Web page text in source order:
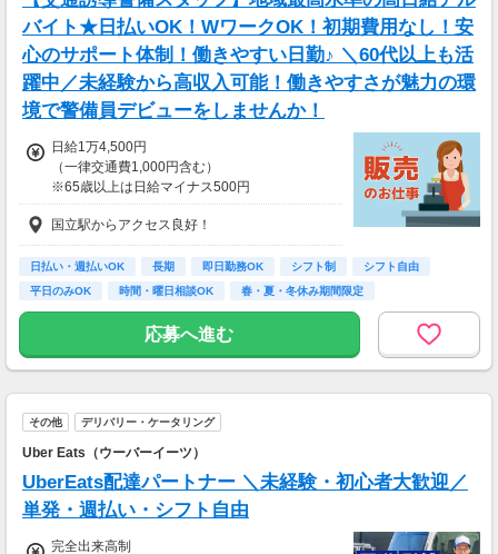
バイト★日払いOK！WワークOK！初期費用なし！安
心のサポート体制！働きやすい日勤♪ ＼60代以上も活
躍中／未経験から高収入可能！働きやすさが魅力の環
境で警備員デビューをしませんか！
日給1万4,500円
（一律交通費1,000円含む）
※65歳以上は日給マイナス500円
※70歳以上は日給マイナス2,00円
---
■交通誘導2級以上の資格をお持ちの方は
日給1万4,500円
※65歳以上は日給マイナス500円
※70歳以上は日給マイナス1,000円
★交通誘導2級（以上）として従事した場合
■65歳～69歳迄では他の年代と同じ現場でも
安全面・体力面の考慮により比較的低負荷の業
70歳以降では低負荷業務や季節により
相談の上短時間勤務をすることもあるため
国立駅からアクセス良好！
日払い・週払いOK 長期 即日勤務OK シフト制
シフト自由
平日のみOK
時間・曜日相談OK
春・夏・冬休み期間限定
副業・ＷワークOK
応募へ進む
その他 デリバリー・ケータリング
Uber Eats（ウーバーイーツ）
UberEats配達パートナー ＼未経験・初心者大歓迎／
単発・週払い・シフト自由
完全出来高制